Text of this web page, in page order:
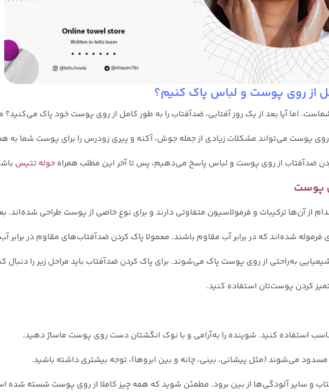
از روی پوست و لباس پاک کنیم؟
اما آیا بعد از یک روز آفتابی، ضدآفتاب را به طور کامل از روی پوست خود پاک
پوست می‌تواند مشکلات زیادی از جمله جوش، آکنه و پیری زودرس را برای پوست شما به
ضدآفتاب از روی پوست و لباس پاسخ می‌دهیم، پس تا آخر این مطلب همراهحوله تتیس
پوست
آن‌ها ترکیبات و فرمولاسیون متفاوتی دارند و برای نوع خاصی از پوست طراحی شده‌اند.
شده‌اند که در برابر آب مقاوم باشند. معمولا پاک کردن ضدآفتاب‌های مقاوم در برابر
به‌راحتی از روی پوست پاک می‌شوند. برای پاک کردن ضدآفتاب باید مراحل زیر را دنبال
تمیز کردن پوست‌تان استفاده کنید.
استفاده کنید. شوینده را به‌آرامی و با نوک انگشتان دست روی پوست ماساژ دهید.
می‌شوند (مثل پیشانی، بینی، چانه و بین ابروها)، توجه بیشتری داشته باشید.
و سایر آلودگی‌ها از بین برود. مطمئن شوید که همه چیز کاملا از روی پوست شسته شده